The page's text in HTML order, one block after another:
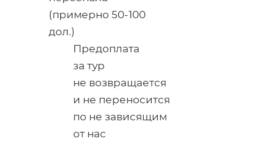
(примерно 50-100
дол.)
Предоплата
за тур
не возвращается
и не переносится
по не зависящим
от нас